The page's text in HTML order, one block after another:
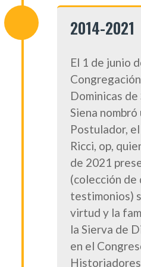
2014-2021
El 1 de junio
Dominicas
Siena nombró
Postulador,
Ricci, op,
de 2021
(colección de
testimonios)
virtud y la
la Sierva de
en el